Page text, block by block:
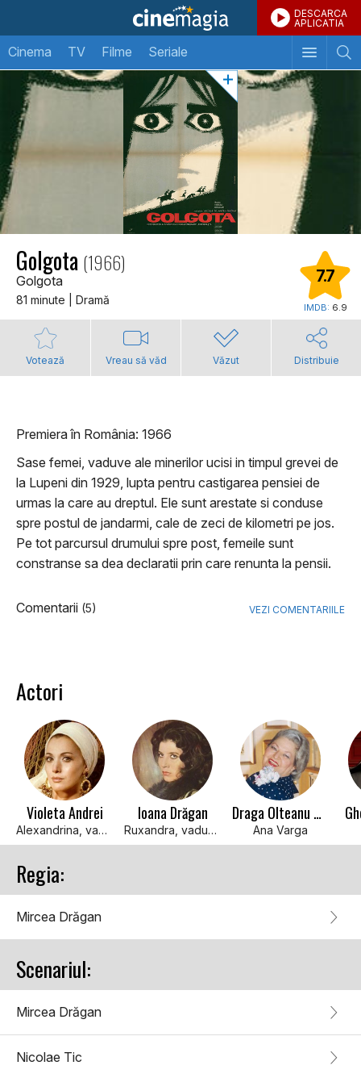
DESCARCA
APLICATIA
Cinema TV Filme Seriale
Golgota (1966)
Golgota
81 minute | Dramă
7.7
IMDB: 6.9
Votează Vreau să văd Văzut Distribuie
Premiera în România: 1966
Sase femei, vaduve ale minerilor ucisi in timpul grevei de
la Lupeni din 1929, lupta pentru castigarea pensiei de
urmas la care au dreptul. Ele sunt arestate si conduse
spre postul de jandarmi, cale de zeci de kilometri pe jos.
Pe tot parcursul drumului spre post, femeile sunt
constranse sa dea declaratii prin care renunta la pensii.
Comentarii (5) VEZI COMENTARIILE
Actori
Violeta Andrei
Alexandrina, vaduva de miner
Ioana Drăgan
Ruxandra, vaduva de miner
Draga Olteanu Matei
Ana Varga
Regia:
Mircea Drăgan
Scenariul:
Mircea Drăgan
Nicolae Tic